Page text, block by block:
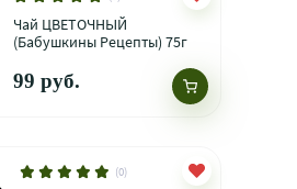
Чай ЦВЕТОЧНЫЙ
(Бабушкины Рецепты) 75г
99 руб.
(0)